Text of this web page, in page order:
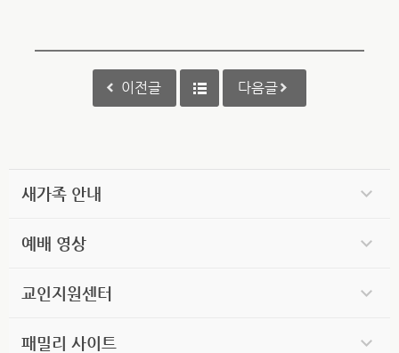
이전글 다음글
새가족 안내
예배 영상
교인지원센터
패밀리 사이트